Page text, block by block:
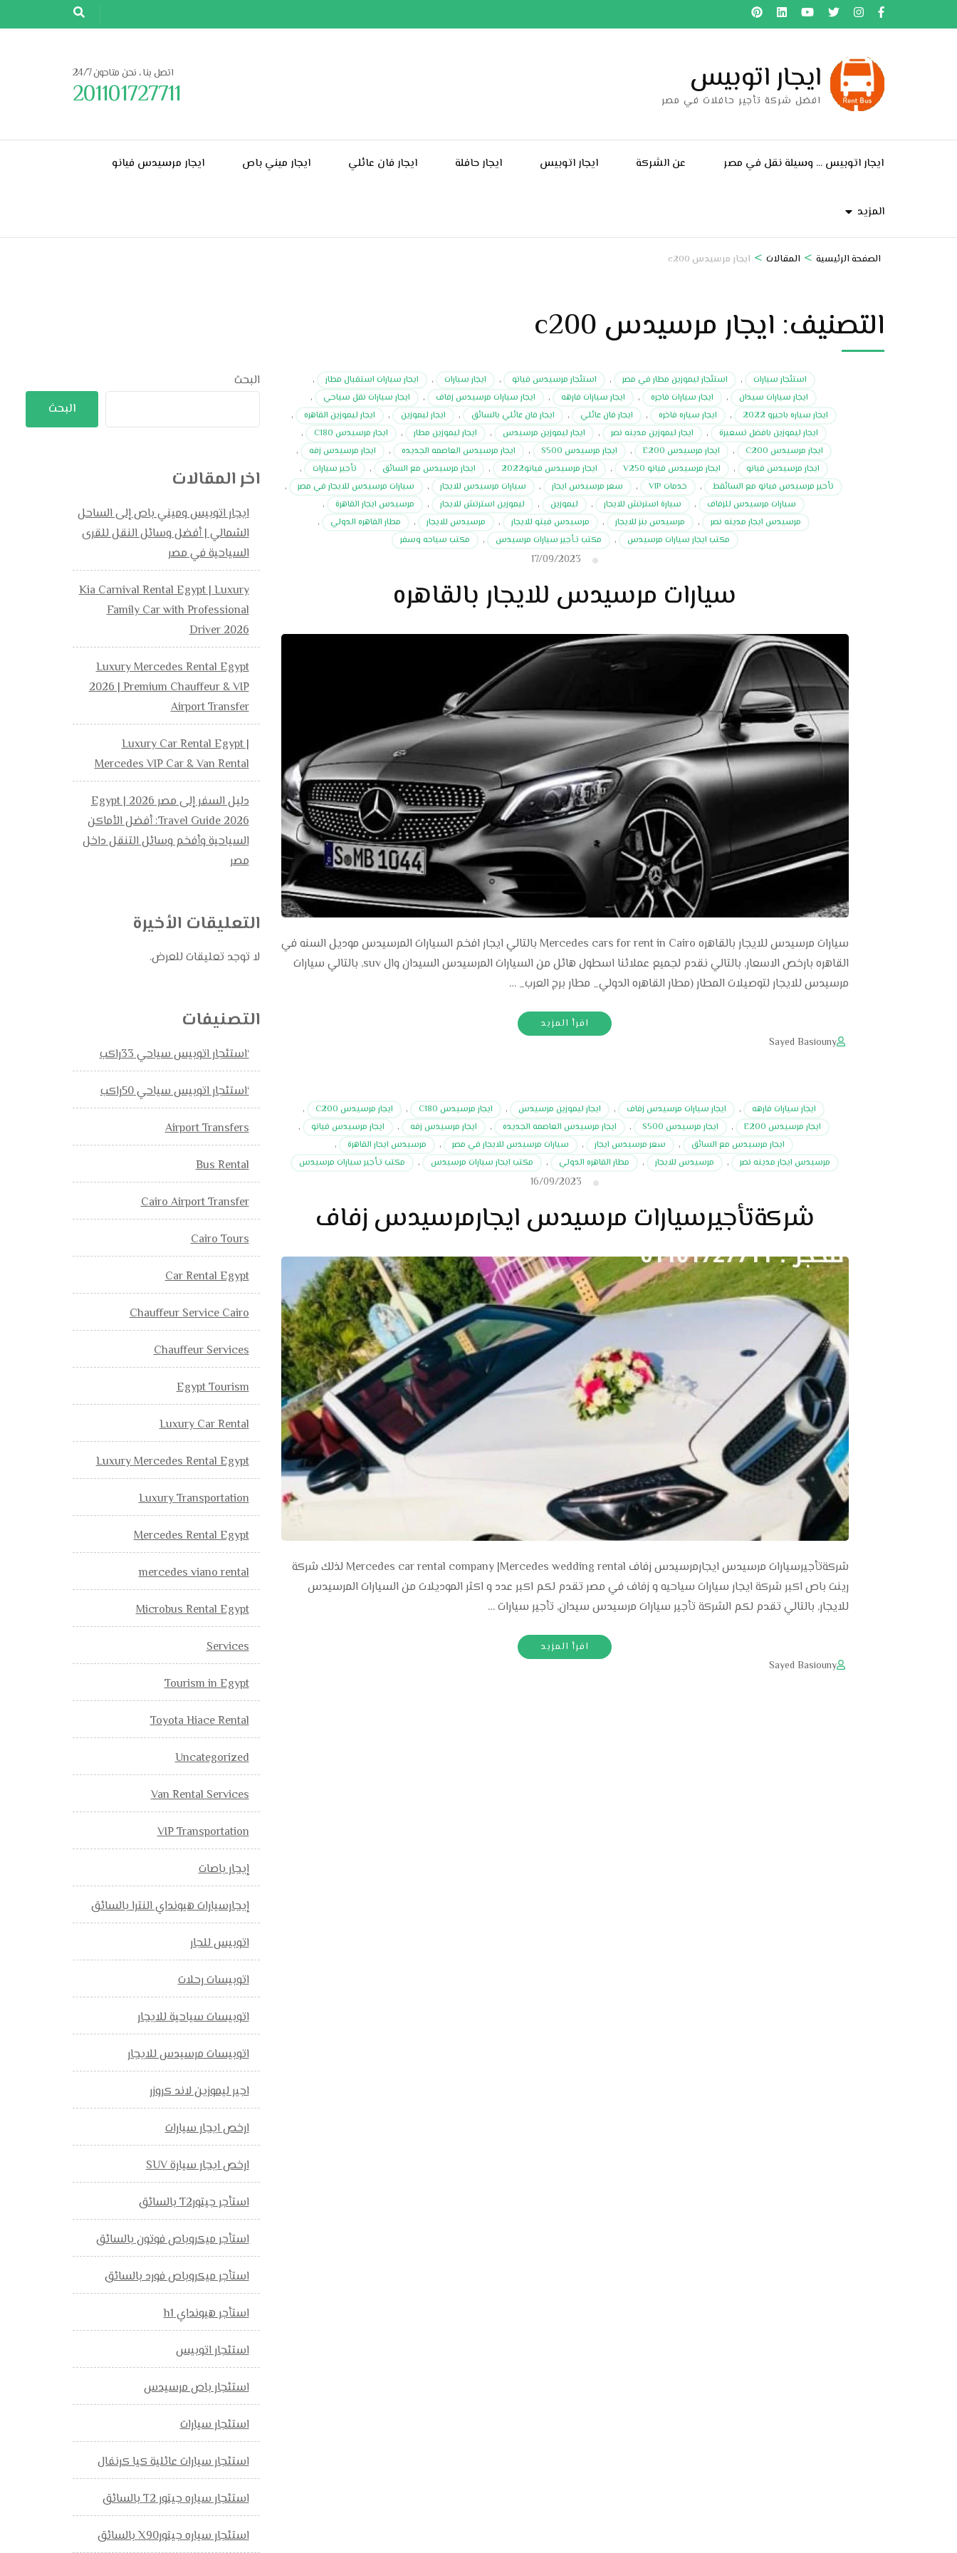
إلى
ايجار اتوبيس
افضل شركة تأجير حافلات في مصر
اتصل بنا ، نحن متاحون 24/7
201101727711
ايجار اتوبيس … وسيلة نقل في مصر عن الشركة ايجار اتوبيس ايجار حافلة ايجار فان عائلي ايجار ميني باص ايجار مرسيدس فيانو
المزيد
الصفحة الرئيسية > المقالات > ايجار مرسيدس c200
التصنيف: ايجار مرسيدس c200
استئجار سيارات , استئجار ليموزين مطار في مصر , استئجار مرسيدس فيانو , ايجار سيارات , ايجار سيارات استقبال مطار
,
ايجار سيارات سيدان
, ايجار سيارات فاجره , ايجار سيارات فارهه , ايجار سيارات مرسيدس زفاف , ايجار سيارات نقل سياحي
,
ايجار سياره باجيرو 2022
, ايجار سياره فاخره , ايجار فان عائلي , ايجار فان عائلي بالسائق , ايجار ليموزين , ايجار ليموزين القاهره
,
ايجار ليموزين بافضل تسعيرة
, ايجار ليموزين مدينه نصر , ايجار ليموزين مرسيدس , ايجار ليموزين مطار , ايجار مرسيدس C180
,
ايجار مرسيدس C200
, ايجار مرسيدس E200 , ايجار مرسيدس S500 , ايجار مرسيدس العاصمه الجديده , ايجار مرسيدس زفه
,
ايجار مرسيدس فيانو
, ايجار مرسيدس فيانو V250 , ايجار مرسيدس فيانو2022 , ايجار مرسيدس مع السائق , تأجير سيارات
,
تأحير مرسيدس فيانو مع السائقط
, خدمات VIP , سعر مرسيدس ايجار , سيارات مرسيدس للايجار , سيارات مرسيدس للايجار في مصر
,
سيارات مرسيدس للزفاف
, سيارة استرتش للايجار , ليموزين , ليموزين استرتش للايجار , مرسيدس ايجار القاهرة
,
مرسيدس ايجار مدينه نصر
, مرسيدس بنز للايجار , مرسيدس فيتو للايجار , مرسيدس للايجار , مطار القاهره الدولي
,
مكتب ايجار سيارات مرسيدس
, مكتب تـأجير سيارات مرسيدس , مكتب سياحه وسفر
17/09/2023
سيارات مرسيدس للايجار بالقاهره
سيارات مرسيدس للايجار بالقاهره Mercedes cars for rent in Cairo بالتالي ايجار افخم السيارات المرسيدس موديل السنه في
القاهره بارخص الاسعار, بالتالي نقدم لجميع عملائنا اسطول هائل من السيارات المرسيدس السيدان وال suv, بالتالي سيارات
مرسيدس للايجار لتوصيلات المطار (مطار القاهره الدولي_ مطار برج العرب_ …
اقرأ المزيد
Sayed Basiouny
ايجار سيارات فارهه , ايجار سيارات مرسيدس زفاف , ايجار ليموزين مرسيدس , ايجار مرسيدس C180 , ايجار مرسيدس C200
,
ايجار مرسيدس E200
, ايجار مرسيدس S500 , ايجار مرسيدس العاصمه الجديده , ايجار مرسيدس زفه , ايجار مرسيدس فيانو
,
ايجار مرسيدس مع السائق
, سعر مرسيدس ايجار , سيارات مرسيدس للايجار في مصر , مرسيدس ايجار القاهرة
,
مرسيدس ايجار مدينه نصر
, مرسيدس للايجار , مطار القاهره الدولي , مكتب ايجار سيارات مرسيدس , مكتب تـأجير سيارات مرسيدس
16/09/2023
شركةتأجيرسيارات مرسيدس ايجارمرسيدس زفاف
شركةتأجيرسيارات مرسيدس ايجارمرسيدس زفاف Mercedes car rental company |Mercedes wedding rental لذلك شركة
رينت باص اكبر شركة ايجار سيارات سياحيه و زفاف في مصر تقدم لكم اكبر عدد و اكثر الموديلات من السيارات المرسيدس
للايجار, بالتالي تقدم لكم الشركة تأجير سيارات مرسيدس سيدان, تأجير سيارات …
اقرأ المزيد
Sayed Basiouny
البحث
البحث
اخر المقالات
ايجار اتوبيس وميني باص إلى الساحل
الشمالي | أفضل وسائل النقل للقرى
السياحية في مصر
Kia Carnival Rental Egypt | Luxury
Family Car with Professional
Driver 2026
Luxury Mercedes Rental Egypt
2026 | Premium Chauffeur & VIP
Airport Transfer
Luxury Car Rental Egypt |
Mercedes VIP Car & Van Rental
دليل السفر إلى مصر 2026 | Egypt
Travel Guide 2026: أفضل الأماكن
السياحية وأفخم وسائل التنقل داخل
مصر
التعليقات الأخيرة
لا توجد تعليقات للعرض.
التصنيفات
‘استئجار اتوبيس سياحي 33راكب
‘استئجار اتوبيس سياحي 50راكب
Airport Transfers
Bus Rental
Cairo Airport Transfer
Cairo Tours
Car Rental Egypt
Chauffeur Service Cairo
Chauffeur Services
Egypt Tourism
Luxury Car Rental
Luxury Mercedes Rental Egypt
Luxury Transportation
Mercedes Rental Egypt
mercedes viano rental
Microbus Rental Egypt
Services
Tourism in Egypt
Toyota Hiace Rental
Uncategorized
Van Rental Services
VIP Transportation
إيجار باصات
إيجارسيارات هيونداي النترا بالسائق
اتوبيس للجار
اتوبيسات رحلات
اتوبيسات سياحية للايجار
اتوبيسات مرسيدس للايجار
اجير ليموزين لاند كروزر
ارخص ايجار سيارات
ارخص ايجار سيارة SUV
استأجر جيتورT2 بالسائق
استأجر ميكروباص فوتون بالسائق
استأجر ميكروباص فورد بالسائق
استأجر هيونداي h1
استئجار اتوبيس
استئجار باص مرسيدس
استئجار سيارات
استئجار سيارات عائلية كيا كرنفال
استئجار سياره جيتور T2 بالسائق
استئجار سياره جيتورX90 بالسائق